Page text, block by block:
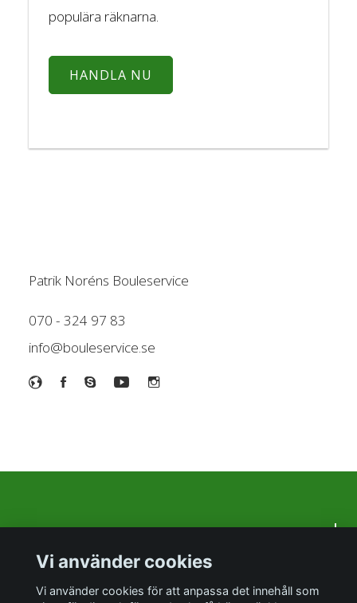
populära räknarna.
HANDLA NU
Patrik Noréns Bouleservice
070 - 324 97 83
info@bouleservice.se
Om oss
Sociala medier
Vi använder cookies
Vi använder cookies för att anpassa det innehåll som